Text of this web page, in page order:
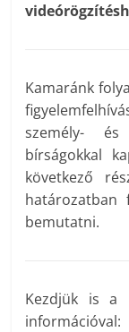
Kamaránk
személy- és
bírságokkal
következő
határozatban
bemutatni.
Kezdjük is a
információval: